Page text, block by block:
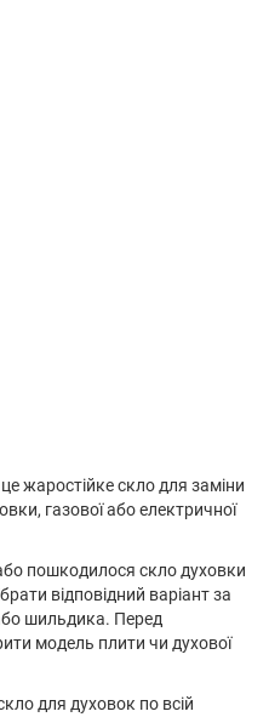
жаростійке скло для заміни
газової або електричної
пошкодилося скло духовки
відповідний варіант за
шильдика. Перед
модель плити чи духової
для духовок по всій